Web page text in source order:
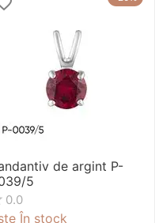
de argint P-
5
0.0
În stock